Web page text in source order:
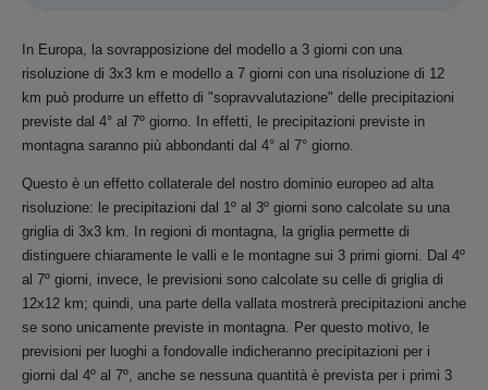
In Europa, la sovrapposizione del modello a 3 giorni con una
risoluzione di 3x3 km e modello a 7 giorni con una risoluzione di 12
km può produrre un effetto di "sopravvalutazione" delle precipitazioni
previste dal 4° al 7º giorno. In effetti, le precipitazioni previste in
montagna saranno più abbondanti dal 4° al 7° giorno.
Questo è un effetto collaterale del nostro dominio europeo ad alta
risoluzione: le precipitazioni dal 1º al 3º giorni sono calcolate su una
griglia di 3x3 km. In regioni di montagna, la griglia permette di
distinguere chiaramente le valli e le montagne sui 3 primi giorni. Dal 4º
al 7º giorni, invece, le previsioni sono calcolate su celle di griglia di
12x12 km; quindi, una parte della vallata mostrerà precipitazioni anche
se sono unicamente previste in montagna. Per questo motivo, le
previsioni per luoghi a fondovalle indicheranno precipitazioni per i
giorni dal 4º al 7º, anche se nessuna quantità è prevista per i primi 3